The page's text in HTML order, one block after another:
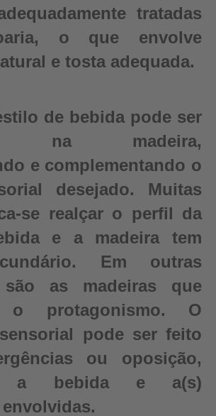
tratadas
o que envolve
e tosta adequada.
de bebida pode ser
na madeira,
e complementando o
desejado. Muitas
se realçar o perfil da
e a madeira tem
Em outras
são as madeiras que
o protagonismo. O
pode ser feito
ou oposição,
a bebida e a(s)